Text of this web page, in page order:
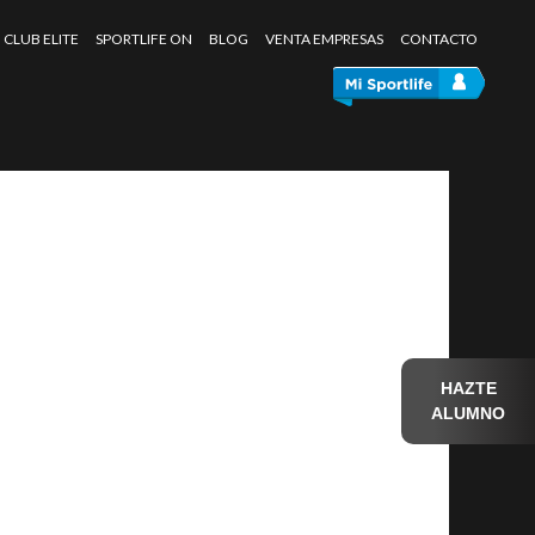
CLUB ELITE SPORTLIFE ON BLOG VENTA EMPRESAS CONTACTO
HAZTE
ALUMNO